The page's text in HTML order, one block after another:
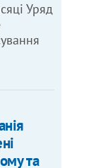
Уряд
та